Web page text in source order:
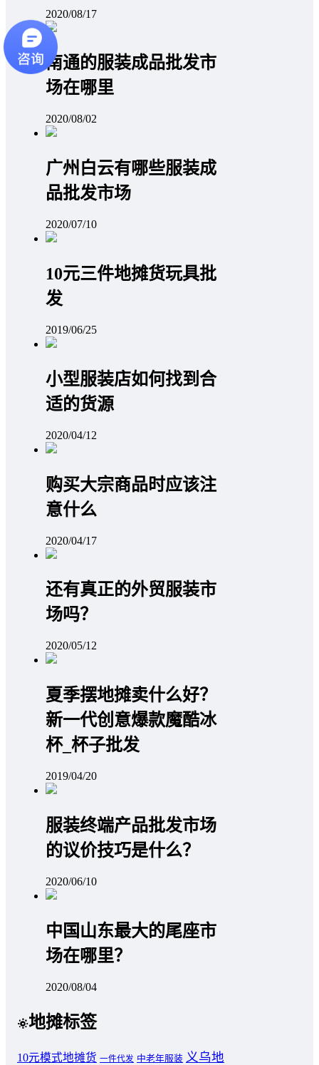
2020/08/17
南通的服装成品批发市
场在哪里
2020/08/02
广州白云有哪些服装成
品批发市场
2020/07/10
10元三件地摊货玩具批
发
2019/06/25
小型服装店如何找到合
适的货源
2020/04/12
购买大宗商品时应该注
意什么
2020/04/17
还有真正的外贸服装市
场吗？
2020/05/12
夏季摆地摊卖什么好？
新一代创意爆款魔酷冰
杯_杯子批发
2019/04/20
服装终端产品批发市场
的议价技巧是什么？
2020/06/10
中国山东最大的尾座市
场在哪里？
2020/08/04
地摊标签
10元模式地摊货 一件代发 中老年服装 义乌地